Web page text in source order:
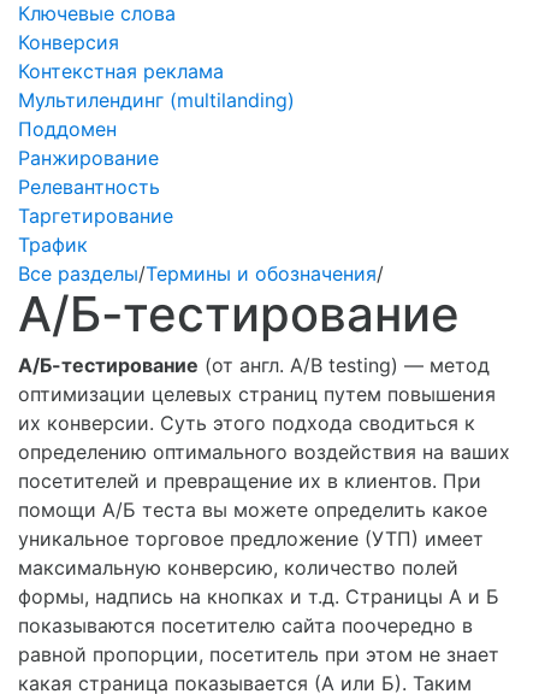
Ключевые слова
Конверсия
Контекстная реклама
Мультилендинг (multilanding)
Поддомен
Ранжирование
Релевантность
Таргетирование
Трафик
Все разделы/Термины и обозначения/
A/Б-тестирование
A/Б-тестирование (от англ. A/B testing) — метод
оптимизации целевых страниц путем повышения
их конверсии. Суть этого подхода сводиться к
определению оптимального воздействия на ваших
посетителей и превращение их в клиентов. При
помощи А/Б теста вы можете определить какое
уникальное торговое предложение (УТП) имеет
максимальную конверсию, количество полей
формы, надпись на кнопках и т.д. Страницы А и Б
показываются посетителю сайта поочередно в
равной пропорции, посетитель при этом не знает
какая страница показывается (А или Б). Таким